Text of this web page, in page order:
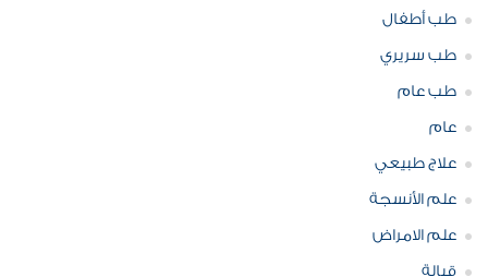
طب أطفال
طب سريري
طب عام
عام
علاج طبيعي
علم الأنسجة
علم الامراض
قبالة